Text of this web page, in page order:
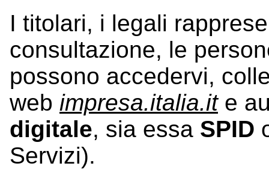
I titolari, i legali
consultazione, le
possono accedervi,
web impresa.italia.ite
digitale, sia essa SPID
Servizi).